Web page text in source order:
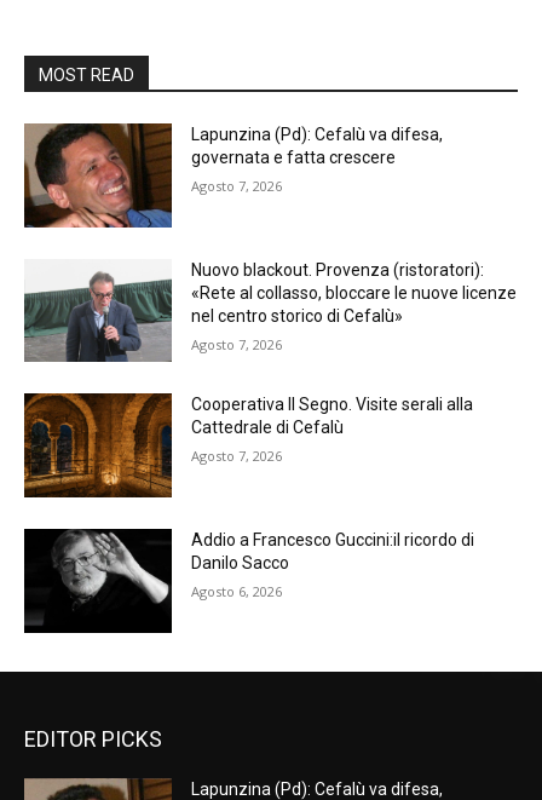
MOST READ
Lapunzina (Pd): Cefalù va difesa,
governata e fatta crescere
Agosto 7, 2026
Nuovo blackout. Provenza (ristoratori):
«Rete al collasso, bloccare le nuove licenze
nel centro storico di Cefalù»
Agosto 7, 2026
Cooperativa Il Segno. Visite serali alla
Cattedrale di Cefalù
Agosto 7, 2026
Addio a Francesco Guccini:il ricordo di
Danilo Sacco
Agosto 6, 2026
EDITOR PICKS
Lapunzina (Pd): Cefalù va difesa,